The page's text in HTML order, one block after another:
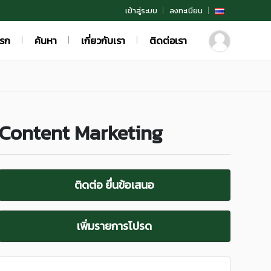
เข้าสู่ระบบ ลงทะเบียน
ก ค้นหา เกี่ยวกับเรา ติดต่อเรา
Marketing
ติดต่อ ยื่นข้อเสนอ
เพิ่มรายการโปรด